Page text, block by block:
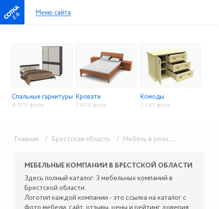
2.0 Меню сайта
Спальные гарнитуры
4 979 фото
Кровати
7 876 фото
Комоды
2 547 фото
Главная / Брестская область / Мебель в розницу
МЕБЕЛЬНЫЕ КОМПАНИИ В БРЕСТСКОЙ ОБЛАСТИ
Здесь полный каталог: 3 мебельных компаний в
Брестской области.
Логотип каждой компании - это ссылка на каталог с
фото мебели, сайт, отзывы, цены и рейтинг доверия